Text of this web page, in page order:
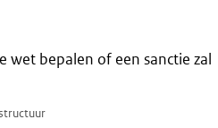
wet bepalen of een sanctie zal